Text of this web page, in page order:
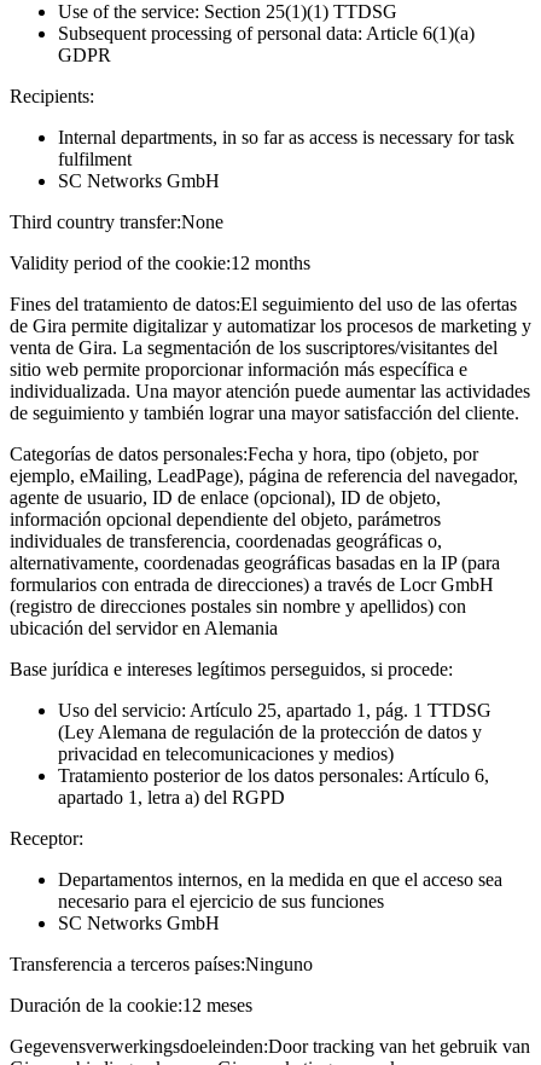
Use of the service: Section 25(1)(1) TTDSG
Subsequent processing of personal data: Article 6(1)(a)
GDPR
Recipients:
Internal departments, in so far as access is necessary for task
fulfilment
SC Networks GmbH
Third country transfer:None
Validity period of the cookie:12 months
Fines del tratamiento de datos:El seguimiento del uso de las ofertas
de Gira permite digitalizar y automatizar los procesos de marketing y
venta de Gira. La segmentación de los suscriptores/visitantes del
sitio web permite proporcionar información más específica e
individualizada. Una mayor atención puede aumentar las actividades
de seguimiento y también lograr una mayor satisfacción del cliente.
Categorías de datos personales:Fecha y hora, tipo (objeto, por
ejemplo, eMailing, LeadPage), página de referencia del navegador,
agente de usuario, ID de enlace (opcional), ID de objeto,
información opcional dependiente del objeto, parámetros
individuales de transferencia, coordenadas geográficas o,
alternativamente, coordenadas geográficas basadas en la IP (para
formularios con entrada de direcciones) a través de Locr GmbH
(registro de direcciones postales sin nombre y apellidos) con
ubicación del servidor en Alemania
Base jurídica e intereses legítimos perseguidos, si procede:
Uso del servicio: Artículo 25, apartado 1, pág. 1 TTDSG
(Ley Alemana de regulación de la protección de datos y
privacidad en telecomunicaciones y medios)
Tratamiento posterior de los datos personales: Artículo 6,
apartado 1, letra a) del RGPD
Receptor:
Departamentos internos, en la medida en que el acceso sea
necesario para el ejercicio de sus funciones
SC Networks GmbH
Transferencia a terceros países:Ninguno
Duración de la cookie:12 meses
Gegevensverwerkingsdoeleinden:Door tracking van het gebruik van